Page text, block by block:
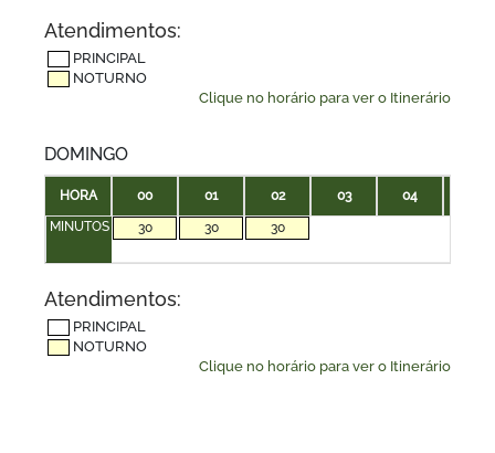
Atendimentos:
PRINCIPAL
NOTURNO
Clique no horário para ver o Itinerário
DOMINGO
HORA 00 01 02 03 04
MINUTOS
30 30 30
Atendimentos:
PRINCIPAL
NOTURNO
Clique no horário para ver o Itinerário